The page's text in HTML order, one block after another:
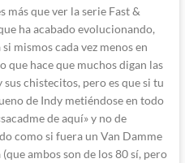
más que ver la serie Fast &
ha acabado evolucionando,
mismos cada vez menos en
que hace que muchos digan las
chistecitos, pero es que si tu
de Indy metiéndose en todo
de aquí» y no de
como si fuera un Van Damme
ambos son de los 80 sí, pero